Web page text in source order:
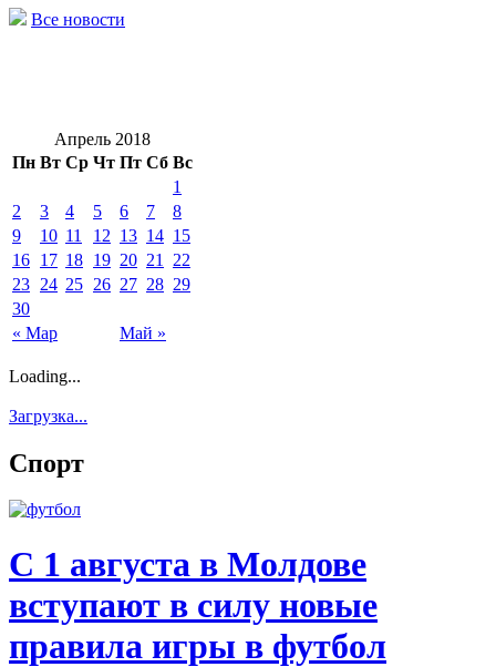
Все новости
Апрель 2018
Пн Вт Ср Чт Пт Сб Вс
« Мар Май »
1
2
3 4 5 6 7
8
9
10 11 12 13 14 15
16 17 18 19 20 21
22
23 24 25 26 27 28 29
30
Loading...
Загрузка...
Спорт
С 1 августа в Молдове
вступают в силу новые
правила игры в футбол